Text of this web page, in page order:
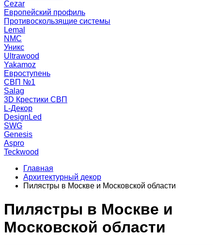
Cezar
Европейский профиль
Противоскользящие системы
Lemal
NMC
Уникс
Ultrawood
Yakamoz
Евроступень
СВП №1
Salag
3D Крестики СВП
L-Декор
DesignLed
SWG
Genesis
Aspro
Teckwood
Главная
Архитектурный декор
Пилястры в Москве и Московской области
Пилястры в Москве и
Московской области